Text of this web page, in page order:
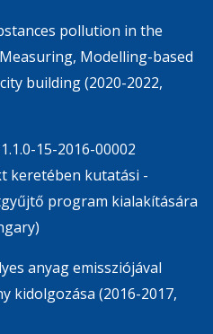
pollution in the
Modelling-based
building (2020-2022,
15-2016-00002
keretében kutatási -
program kialakítására
anyag emissziójával
kidolgozása (2016-2017,